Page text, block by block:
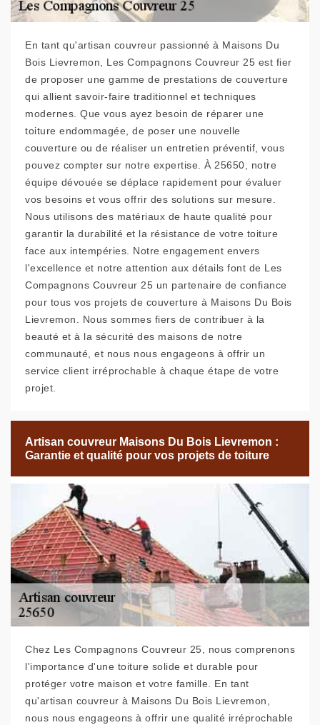
En tant qu'artisan couvreur passionné à Maisons Du
Bois Lievremon, Les Compagnons Couvreur 25 est fier
de proposer une gamme de prestations de couverture
qui allient savoir-faire traditionnel et techniques
modernes. Que vous ayez besoin de réparer une
toiture endommagée, de poser une nouvelle
couverture ou de réaliser un entretien préventif, vous
pouvez compter sur notre expertise. À 25650, notre
équipe dévouée se déplace rapidement pour évaluer
vos besoins et vous offrir des solutions sur mesure.
Nous utilisons des matériaux de haute qualité pour
garantir la durabilité et la résistance de votre toiture
face aux intempéries. Notre engagement envers
l'excellence et notre attention aux détails font de Les
Compagnons Couvreur 25 un partenaire de confiance
pour tous vos projets de couverture à Maisons Du Bois
Lievremon. Nous sommes fiers de contribuer à la
beauté et à la sécurité des maisons de notre
communauté, et nous nous engageons à offrir un
service client irréprochable à chaque étape de votre
projet.
Artisan couvreur Maisons Du Bois Lievremon :
Garantie et qualité pour vos projets de toiture
Chez Les Compagnons Couvreur 25, nous comprenons
l'importance d'une toiture solide et durable pour
protéger votre maison et votre famille. En tant
qu'artisan couvreur à Maisons Du Bois Lievremon,
nous nous engageons à offrir une qualité irréprochable